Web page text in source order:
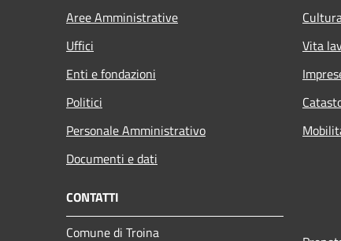
Aree Amministrative
Uffici
Enti e fondazioni
Politici
Personale Amministrativo
Documenti e dati
Vita
CONTATTI
Comune di Troina